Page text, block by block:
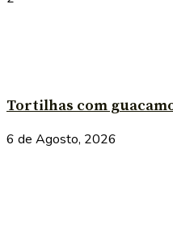
Tortilhas com
6 de Agosto, 2026